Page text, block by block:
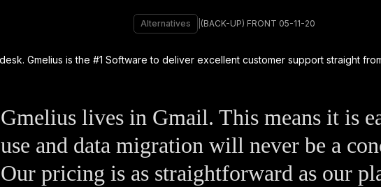
Alternatives (BACK-UP) FRONT 05-11-20
Gmelius lives in Gmail. This means it is
use and data migration will never be a
Our pricing is as straightforward as our